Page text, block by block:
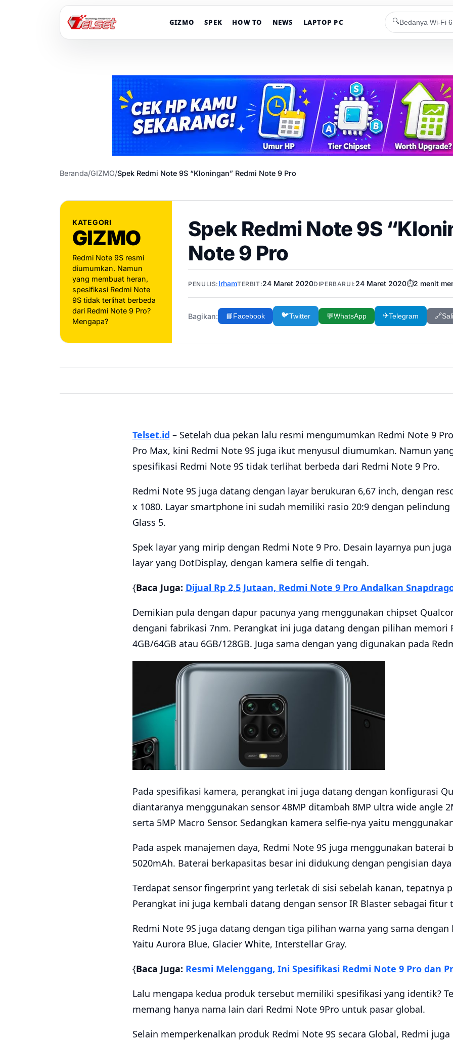
GIZMO SPEK HOW TO NEWS LAPTOP PC 🔍
Beranda/GIZMO/Spek Redmi Note 9S “Kloningan” Redmi Note 9 Pro
KATEGORI
GIZMO
Redmi Note 9S resmi
diumumkan. Namun
yang membuat heran,
spesifikasi Redmi Note
9S tidak terlihat berbeda
dari Redmi Note 9 Pro?
Mengapa?
Spek Redmi Note 9S
Note 9 Pro
PENULIS: IrhamTERBIT:24 Maret 2020DIPERBARUI: 24 Maret 2020⏱️2 menit
Bagikan: 📘Facebook 🐦Twitter 💬WhatsApp ✈️Telegram 🔗
Telset.id – Setelah dua pekan lalu resmi mengumumkan Redmi Note 9
Pro Max, kini Redmi Note 9S juga ikut menyusul diumumkan. Namun
spesifikasi Redmi Note 9S tidak terlihat berbeda dari Redmi Note 9 Pro.
Redmi Note 9S juga datang dengan layar berukuran 6,67 inch, dengan
x 1080. Layar smartphone ini sudah memiliki rasio 20:9 dengan
Glass 5.
Spek layar yang mirip dengan Redmi Note 9 Pro. Desain layarnya pun
layar yang DotDisplay, dengan kamera selfie di tengah.
{Baca Juga: Dijual Rp 2,5 Jutaan, Redmi Note 9 Pro Andalkan
Demikian pula dengan dapur pacunya yang menggunakan chipset
dengani fabrikasi 7nm. Perangkat ini juga datang dengan pilihan memori
4GB/64GB atau 6GB/128GB. Juga sama dengan yang digunakan pada
Pada spesifikasi kamera, perangkat ini juga datang dengan konfigurasi
diantaranya menggunakan sensor 48MP ditambah 8MP ultra wide angle
serta 5MP Macro Sensor. Sedangkan kamera selfie-nya yaitu
Pada aspek manajemen daya, Redmi Note 9S juga menggunakan baterai
5020mAh. Baterai berkapasitas besar ini didukung dengan pengisian daya
Terdapat sensor fingerprint yang terletak di sisi sebelah kanan, tepatnya
Perangkat ini juga kembali datang dengan sensor IR Blaster sebagai fitur
Redmi Note 9S juga datang dengan tiga pilihan warna yang sama dengan
Yaitu Aurora Blue, Glacier White, Interstellar Gray.
{Baca Juga: Resmi Melenggang, Ini Spesifikasi Redmi Note 9 Pro dan
Lalu mengapa kedua produk tersebut memiliki spesifikasi yang identik?
memang hanya nama lain dari Redmi Note 9Pro untuk pasar global.
Selain memperkenalkan produk Redmi Note 9S secara Global, Redmi